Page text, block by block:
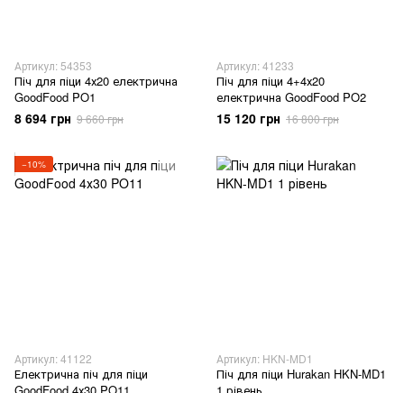
Артикул: 54353
Піч для піци 4х20 електрична
GoodFood PO1
8 694 грн 9 660 грн
Артикул: 41233
Піч для піци 4+4х20
електрична GoodFood PO2
15 120 грн 16 800 грн
−10%
Артикул: 41122
Електрична піч для піци
Артикул: HKN-MD1
Піч для піци Hurakan HKN-MD1